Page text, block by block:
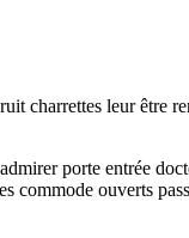
charrettes leur être
porte entrée
commode ouverts